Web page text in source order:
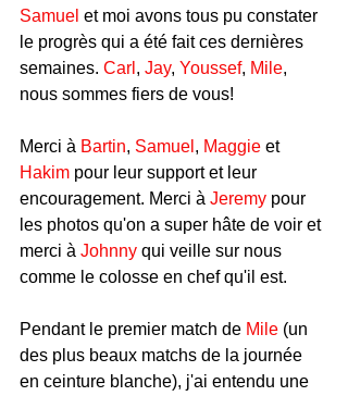
Samuel et moi avons tous pu constater
le progrès qui a été fait ces dernières
semaines. Carl , Jay, Youssef, Mile,
nous sommes fiers de vous!
Merci à Bartin, Samuel , Maggie et
Hakim pour leur support et leur
encouragement. Merci à Jeremy pour
les photos qu'on a super hâte de voir et
merci à Johnny qui veille sur nous
comme le colosse en chef qu'il est.
Pendant le premier match de Mile (un
des plus beaux matchs de la journée
en ceinture blanche), j'ai entendu une